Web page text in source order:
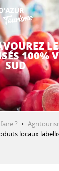
100%
SUD
?
locaux